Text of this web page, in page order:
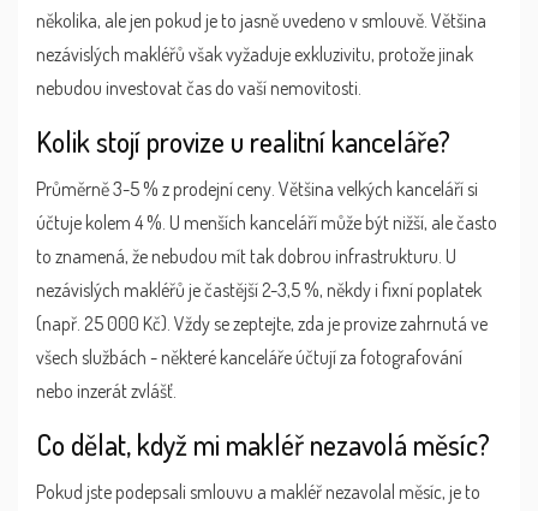
několika, ale jen pokud je to jasně uvedeno v smlouvě. Většina
nezávislých makléřů však vyžaduje exkluzivitu, protože jinak
nebudou investovat čas do vaší nemovitosti.
Kolik stojí provize u realitní kanceláře?
Průměrně 3-5 % z prodejní ceny. Většina velkých kanceláří si
účtuje kolem 4 %. U menších kanceláří může být nižší, ale často
to znamená, že nebudou mít tak dobrou infrastrukturu. U
nezávislých makléřů je častější 2-3,5 %, někdy i fixní poplatek
(např. 25 000 Kč). Vždy se zeptejte, zda je provize zahrnutá ve
všech službách - některé kanceláře účtují za fotografování
nebo inzerát zvlášť.
Co dělat, když mi makléř nezavolá měsíc?
Pokud jste podepsali smlouvu a makléř nezavolal měsíc, je to